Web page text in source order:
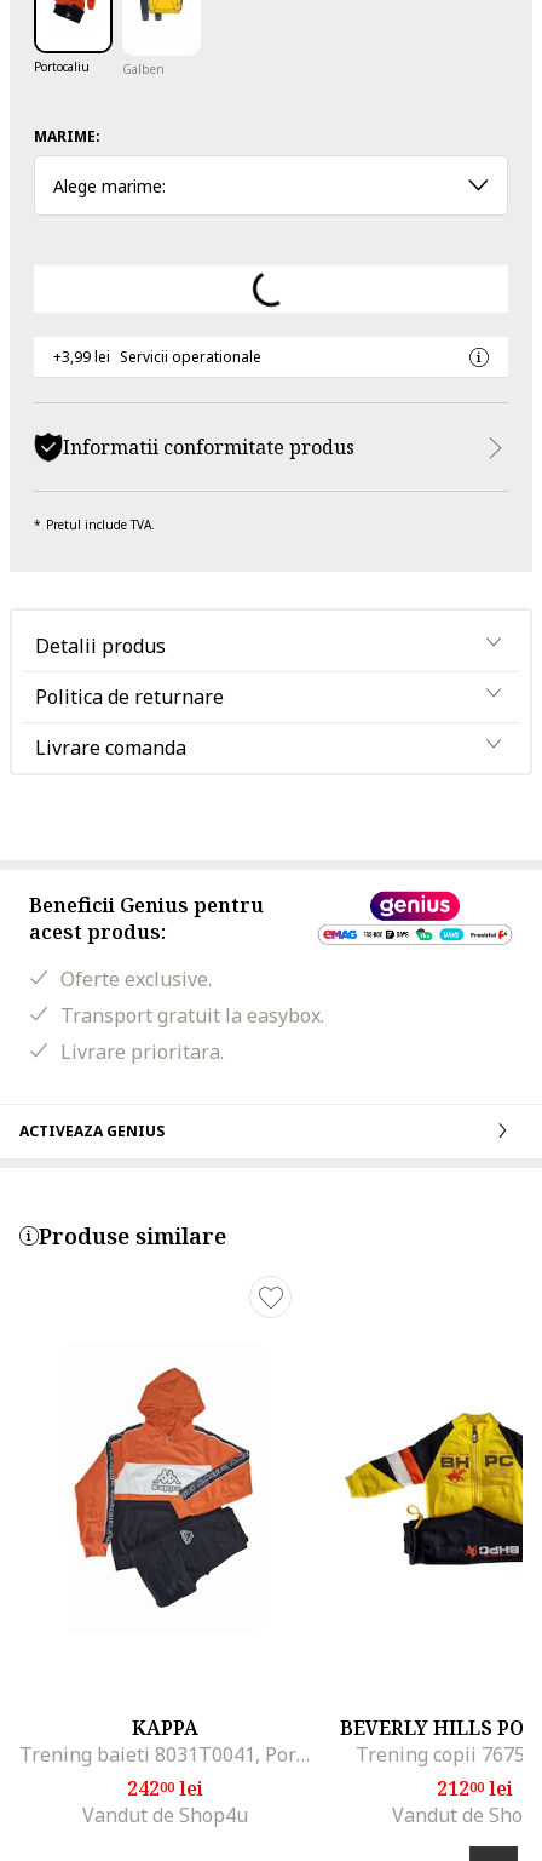
Portocaliu Galben
MARIME:
Alege marime:
+3,99 lei Servicii operationale
Informatii conformitate produs
Pretul include TVA.
Detalii produs
Politica de returnare
Livrare comanda
Beneficii Genius pentru
acest produs:
Oferte exclusive.
Transport gratuit la easybox.
Livrare prioritara.
ACTIVEAZA GENIUS
Produse similare
KAPPA
Trening baieti 8031T0041, Portocaliu
24200lei
Vandut de Shop4u
BEVERLY HILLS
Trening copii
21200lei
Vandut de